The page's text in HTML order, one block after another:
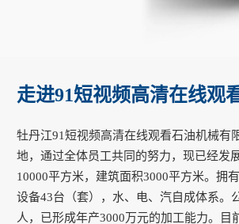
走进91短视频高清在线观
牡丹江91短视频高清在线观看石油机械有
地，通过全体员工共同的努力，现已经发
10000平方米，建筑面积3000平方米。拥
设备43台（套），水、电、汽自成体系。
人，已形成年产3000万元的加工能力。